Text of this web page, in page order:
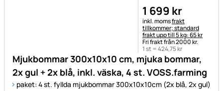
Mjukbommar 300x10x10 cm, mjuka bommar,
2x gul + 2x blå, inkl. väska, 4 st. VOSS.farming
paket: 4 st. fyllda mjukbommar 300x10x10cm (2x blå, 2x gul)
1 699 kr
Skatteinformation:
inkl. momsfrakt
tillkommer; standard
frakt upp till 5 kg: 65 kr
Fri frakt från 2000 kr.
1 st =424,75kr